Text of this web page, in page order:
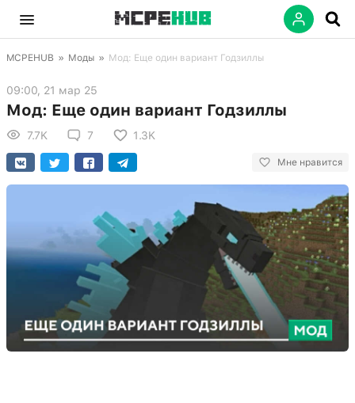
MCPEHUB » Моды » Мод: Еще один вариант Годзиллы
09:00, 21 мар 25
Мод: Еще один вариант Годзиллы
7.7K 7 1.3K
Мне нравится